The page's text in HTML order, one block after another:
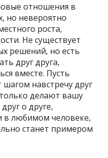
отношения в
но невероятно
роста,
Не существует
решений, но есть
друг друга,
вместе. Пусть
навстречу друг
делают вашу
о друге,
в любимом человеке,
станет примером